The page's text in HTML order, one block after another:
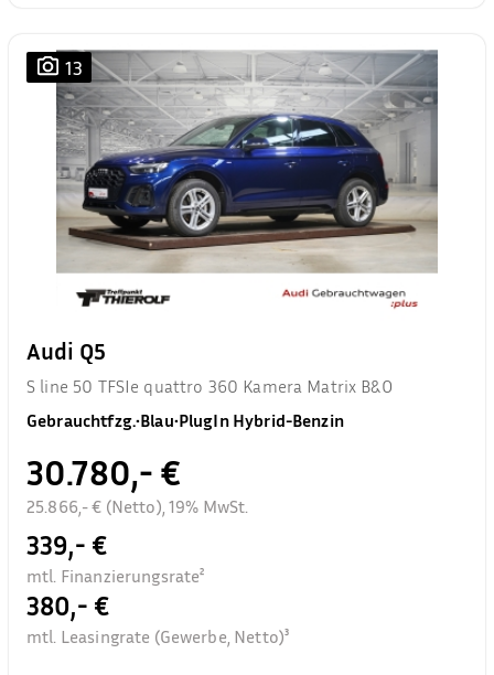
13
Audi Q5
S line 50 TFSIe quattro 360 Kamera Matrix B&O
Gebrauchtfzg.•Blau•PlugIn Hybrid-Benzin
30.780,- €
25.866,- € (Netto), 19% MwSt.
339,- €
mtl. Finanzierungsrate²
380,- €
mtl. Leasingrate (Gewerbe, Netto)³